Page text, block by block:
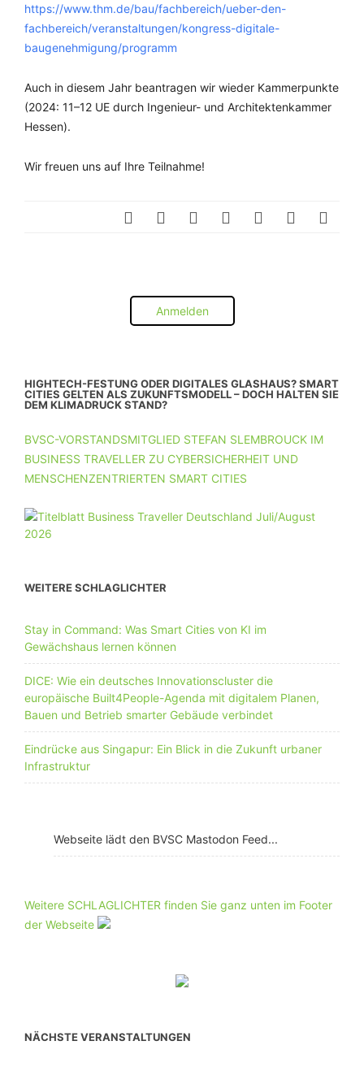
https://www.thm.de/bau/fachbereich/ueber-den-
fachbereich/veranstaltungen/kongress-digitale-
baugenehmigung/programm
Auch in diesem Jahr beantragen wir wieder Kammerpunkte
(2024: 11–12 UE durch Ingenieur- und Architektenkammer
Hessen).
Wir freuen uns auf Ihre Teilnahme!
Anmelden
HIGHTECH-FESTUNG ODER DIGITALES GLASHAUS? SMART
CITIES GELTEN ALS ZUKUNFTSMODELL – DOCH HALTEN SIE
DEM KLIMADRUCK STAND?
BVSC-VORSTANDSMITGLIED STEFAN SLEMBROUCK IM
BUSINESS TRAVELLER ZU CYBERSICHERHEIT UND
MENSCHENZENTRIERTEN SMART CITIES
WEITERE SCHLAGLICHTER
Stay in Command: Was Smart Cities von KI im
Gewächshaus lernen können
DICE: Wie ein deutsches Innovationscluster die
europäische Built4People-Agenda mit digitalem Planen,
Bauen und Betrieb smarter Gebäude verbindet
Eindrücke aus Singapur: Ein Blick in die Zukunft urbaner
Infrastruktur
Webseite lädt den BVSC Mastodon Feed...
Weitere SCHLAGLICHTER finden Sie ganz unten im Footer
der Webseite
NÄCHSTE VERANSTALTUNGEN